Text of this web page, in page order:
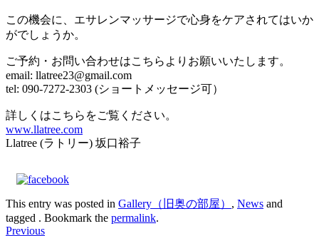
この機会に、エサレンマッサージで心身をケアされてはいか
がでしょうか。
ご予約・お問い合わせはこちらよりお願いいたします。
email: llatree23@gmail.com
tel: 090-7272-2303 (ショートメッセージ可）
詳しくはこちらをご覧ください。
www.llatree.com
Llatree (ラトリー) 坂口裕子
This entry was posted in Gallery（旧奥の部屋） , News and
tagged . Bookmark the permalink.
Previous